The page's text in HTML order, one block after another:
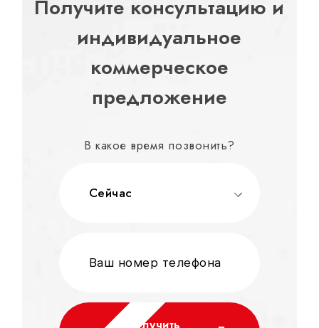
Получите консультацию и
индивидуальное
коммерческое
предложение
В какое время позвонить?
Сейчас